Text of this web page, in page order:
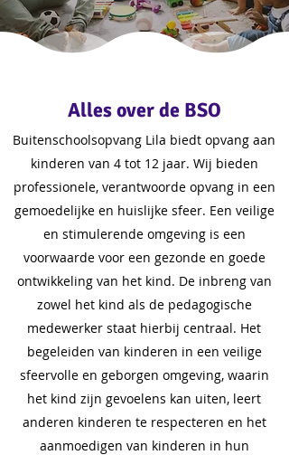
Alles over de BSO
Buitenschoolsopvang Lila biedt opvang aan
kinderen van 4 tot 12 jaar. Wij bieden
professionele, verantwoorde opvang in een
gemoedelijke en huislijke sfeer. Een veilige
en stimulerende omgeving is een
voorwaarde voor een gezonde en goede
ontwikkeling van het kind. De inbreng van
zowel het kind als de pedagogische
medewerker staat hierbij centraal. Het
begeleiden van kinderen in een veilige
sfeervolle en geborgen omgeving, waarin
het kind zijn gevoelens kan uiten, leert
anderen kinderen te respecteren en het
aanmoedigen van kinderen in hun